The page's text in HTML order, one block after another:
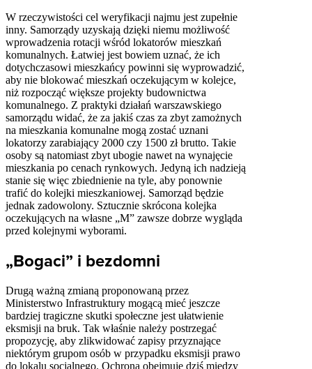
W rzeczywistości cel weryfikacji najmu jest zupełnie
inny. Samorządy uzyskają dzięki niemu możliwość
wprowadzenia rotacji wśród lokatorów mieszkań
komunalnych. Łatwiej jest bowiem uznać, że ich
dotychczasowi mieszkańcy powinni się wyprowadzić,
aby nie blokować mieszkań oczekującym w kolejce,
niż rozpocząć większe projekty budownictwa
komunalnego. Z praktyki działań warszawskiego
samorządu widać, że za jakiś czas za zbyt zamożnych
na mieszkania komunalne mogą zostać uznani
lokatorzy zarabiający 2000 czy 1500 zł brutto. Takie
osoby są natomiast zbyt ubogie nawet na wynajęcie
mieszkania po cenach rynkowych. Jedyną ich nadzieją
stanie się więc zbiednienie na tyle, aby ponownie
trafić do kolejki mieszkaniowej. Samorząd będzie
jednak zadowolony. Sztucznie skrócona kolejka
oczekujących na własne „M” zawsze dobrze wygląda
przed kolejnymi wyborami.
„Bogaci” i bezdomni
Drugą ważną zmianą proponowaną przez
Ministerstwo Infrastruktury mogącą mieć jeszcze
bardziej tragiczne skutki społeczne jest ułatwienie
eksmisji na bruk. Tak właśnie należy postrzegać
propozycję, aby zlikwidować zapisy przyznające
niektórym grupom osób w przypadku eksmisji prawo
do lokalu socjalnego. Ochrona obejmuje dziś między